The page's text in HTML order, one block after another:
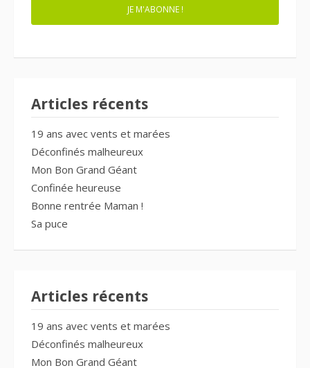
JE M'ABONNE !
Articles récents
19 ans avec vents et marées
Déconfinés malheureux
Mon Bon Grand Géant
Confinée heureuse
Bonne rentrée Maman !
Sa puce
Articles récents
19 ans avec vents et marées
Déconfinés malheureux
Mon Bon Grand Géant